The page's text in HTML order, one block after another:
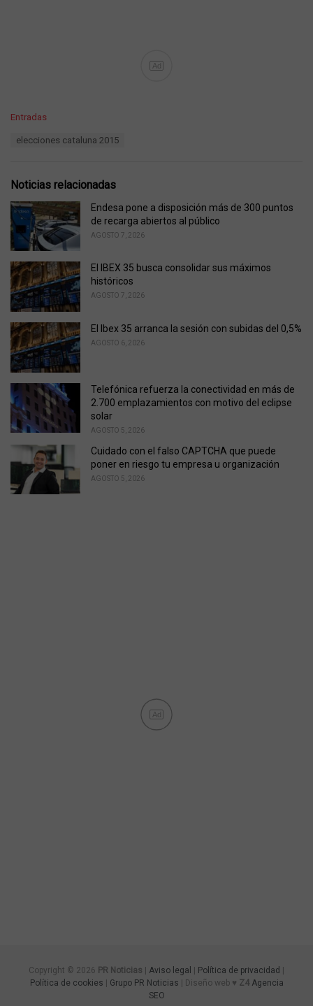
Ad
C
o
r
i
e
s
Entradas
:
elecciones cataluna 2015
Noticias relacionadas
Endesa pone a disposición más de 300 puntos
de recarga abiertos al público
AGOSTO 7, 2026
El IBEX 35 busca consolidar sus máximos
históricos
AGOSTO 7, 2026
El Ibex 35 arranca la sesión con subidas del 0,5%
AGOSTO 6, 2026
Telefónica refuerza la conectividad en más de
2.700 emplazamientos con motivo del eclipse
solar
AGOSTO 5, 2026
Cuidado con el falso CAPTCHA que puede
poner en riesgo tu empresa u organización
AGOSTO 5, 2026
Ad
Copyright © 2026 PR Noticias Aviso legal Política de privacidad
Política de cookies
Grupo PR Noticias | Diseño web ♥ Z4 Agencia
SEO